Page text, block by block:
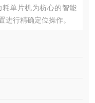
单片机为枋心的智能
进行精确定位操作。